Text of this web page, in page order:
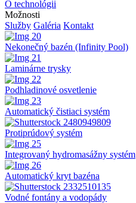
O technológii
Možnosti
Služby Galéria Kontakt
Nekonečný bazén (Infinity Pool)
Laminárne trysky
Podhladinové osvetlenie
Automatický čistiaci systém
Protiprúdový systém
Integrovaný hydromasážny systém
Automatický kryt bazéna
Vodné fontány a vodopády